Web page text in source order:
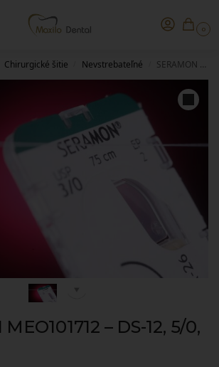
0
Chirurgické šitie Nevstrebateľné SERAMON MEO101712 – DS-12, 5/0, 0,50m
– DS-12, 5/0,